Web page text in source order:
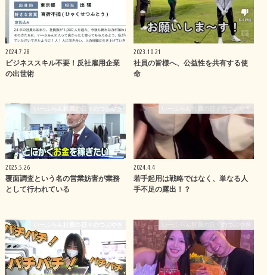
2024.7.28
ビジネススキル不要！反社雇用企業
の出世術
2023.10.21
社員の皆様へ、公益性を共有する使
命
いーふらん社員の日々のつぶやき
2025.5.26
覆面調査という名の営業妨害が業務
として行われている
いーふらん社員の日々のつぶやき
2024.4.4
若手起用は戦略ではなく、単なる人
手不足の露出！？